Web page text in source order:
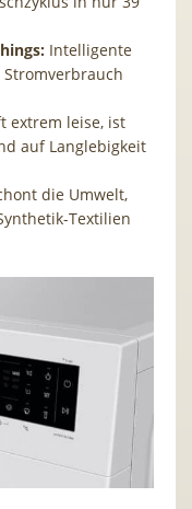
Intelligente
extrem leise, ist
auf Langlebigkeit
die Umwelt,
Textilien